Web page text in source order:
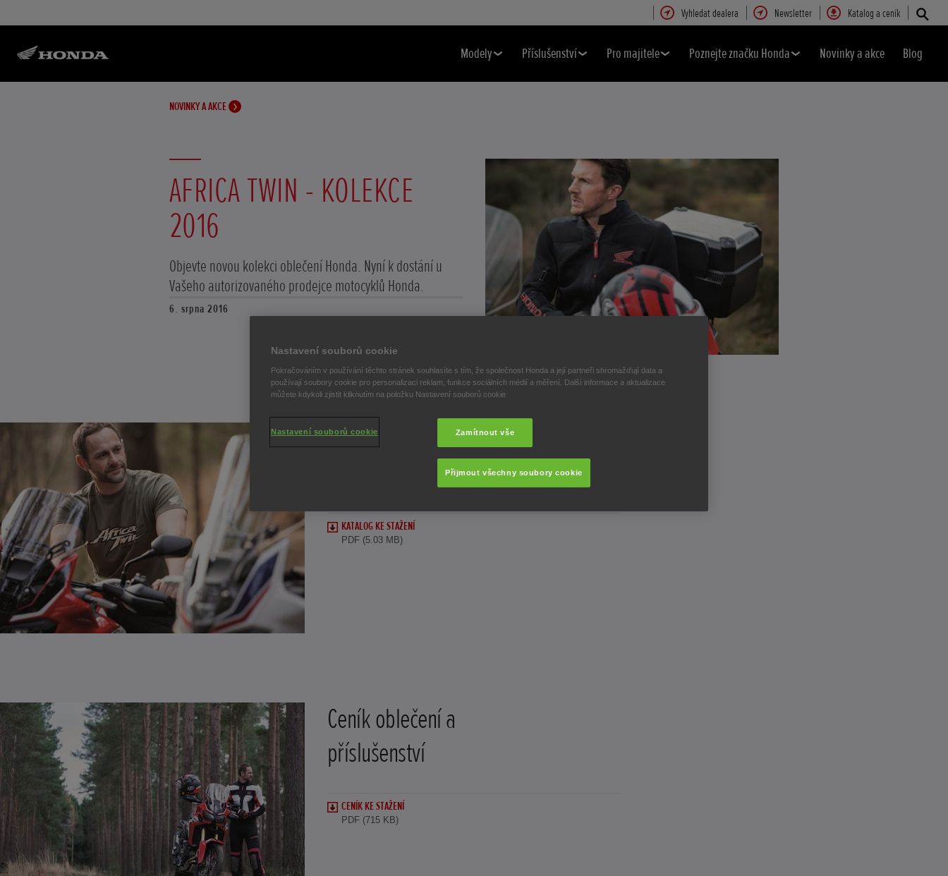
Vyhledat dealera Newsletter Katalog a ceník
Modely Příslušenství Pro majitele Poznejte značku Honda Novinky a akce Blog
NOVINKY A AKCE
AFRICA TWIN - KOLEKCE
2016
Objevte novou kolekci oblečení Honda. Nyní k dostání u
Vašeho autorizovaného prodejce motocyklů Honda.
6. srpna 2016
Africa Twin - katalog
oblečení a příslušenství
KATALOG KE STAŽENÍ
PDF (5.03 MB)
Ceník oblečení a
příslušenství
CENÍK KE STAŽENÍ
PDF (715 KB)
Nastavení souborů cookie
Pokračováním v používání těchto stránek souhlasíte s tím, že společnost Honda a její partneři shromažďují data a
používají soubory cookie pro personalizaci reklam, funkce sociálních médií a měření. Další informace a aktualizace
můžete kdykoli zjistit kliknutím na položku Nastavení souborů cookie
Zamítnout vše
Přijmout všechny soubory cookie
Nastavení souborů cookie